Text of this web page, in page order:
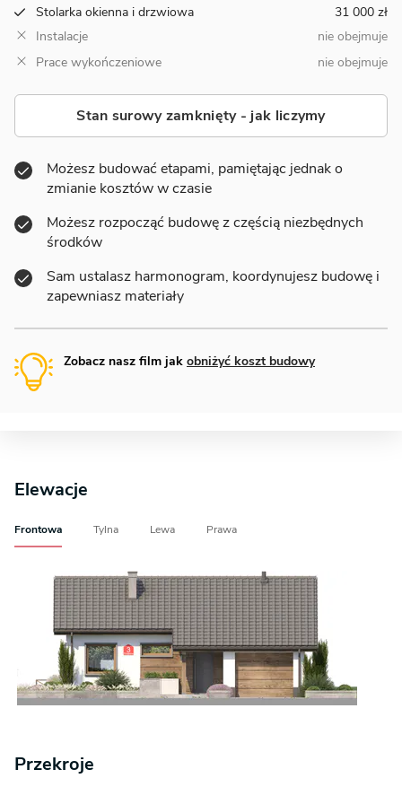
Stolarka okienna i drzwiowa
31 000 zł
Instalacje
nie obejmuje
Prace wykończeniowe
nie obejmuje
Stan surowy zamknięty - jak liczymy
Możesz budować etapami, pamiętając jednak o
zmianie kosztów w czasie
Możesz rozpocząć budowę z częścią niezbędnych
środków
Sam ustalasz harmonogram, koordynujesz budowę i
zapewniasz materiały
Zobacz nasz film jak obniżyć koszt budowy
Elewacje
Frontowa Tylna Lewa Prawa
Przekroje